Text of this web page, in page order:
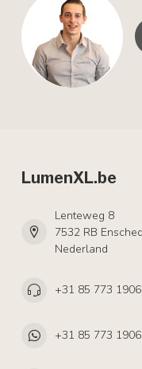
LumenXL.be
Lenteweg 8
7532 RB
Nederland
+31 85 773
+31 85 773 1906